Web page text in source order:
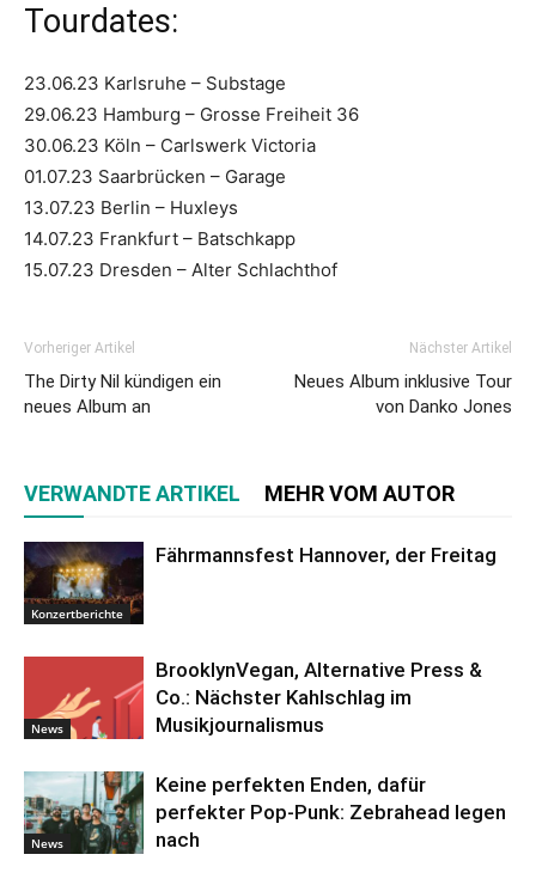
Tourdates:
23.06.23 Karlsruhe – Substage
29.06.23 Hamburg – Grosse Freiheit 36
30.06.23 Köln – Carlswerk Victoria
01.07.23 Saarbrücken – Garage
13.07.23 Berlin – Huxleys
14.07.23 Frankfurt – Batschkapp
15.07.23 Dresden – Alter Schlachthof
Vorheriger Artikel
The Dirty Nil kündigen ein
neues Album an
Nächster Artikel
Neues Album inklusive Tour
von Danko Jones
VERWANDTE ARTIKEL MEHR VOM AUTOR
Konzertberichte
Fährmannsfest Hannover, der Freitag
News
BrooklynVegan, Alternative Press &
Co.: Nächster Kahlschlag im
Musikjournalismus
News
Keine perfekten Enden, dafür
perfekter Pop-Punk: Zebrahead legen
nach